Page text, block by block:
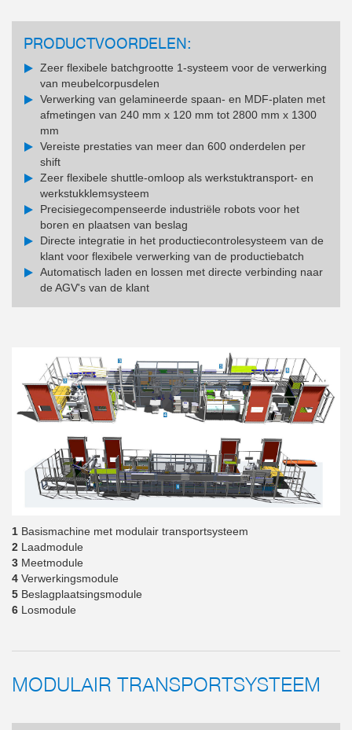
PRODUCTVOORDELEN:
Zeer flexibele batchgrootte 1-systeem voor de verwerking
van meubelcorpusdelen
Verwerking van gelamineerde spaan- en MDF-platen met
afmetingen van 240 mm x 120 mm tot 2800 mm x 1300
mm
Vereiste prestaties van meer dan 600 onderdelen per
shift
Zeer flexibele shuttle-omloop als werkstuktransport- en
werkstukklemsysteem
Precisiegecompenseerde industriële robots voor het
boren en plaatsen van beslag
Directe integratie in het productiecontrolesysteem van de
klant voor flexibele verwerking van de productiebatch
Automatisch laden en lossen met directe verbinding naar
de AGV's van de klant
1 Basismachine met modulair transportsysteem
2 Laadmodule
3 Meetmodule
4 Verwerkingsmodule
5 Beslagplaatsingsmodule
6 Losmodule
MODULAIR TRANSPORTSYSTEEM